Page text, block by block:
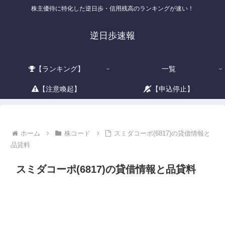
株主優待に特化した逆日歩・信用残高のランキングが速い！
逆日歩速報
【ランキング】 一覧
【注意喚起】 【申込停止】
ホーム 株コード
スミダコーポ(6817)の貸借情報と
品貸料
スミダコーポ(6817)の貸借情報と品貸料